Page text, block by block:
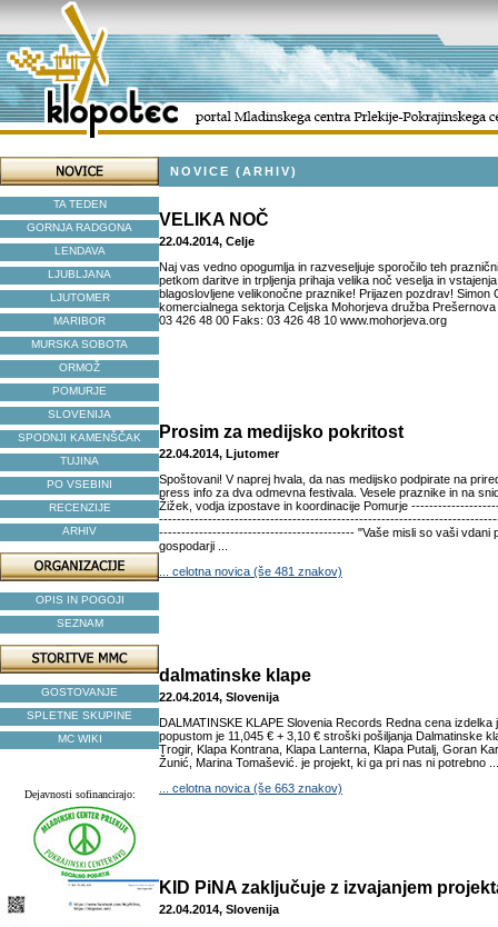
TA TEDEN
GORNJA RADGONA
LENDAVA
LJUBLJANA
LJUTOMER
MARIBOR
MURSKA SOBOTA
ORMOŽ
POMURJE
SLOVENIJA
SPODNJI KAMENŠČAK
TUJINA
PO VSEBINI
RECENZIJE
ARHIV
OPIS IN POGOJI
SEZNAM
GOSTOVANJE
SPLETNE SKUPINE
MC WIKI
Dejavnosti sofinancirajo:
NOVICE (ARHIV)
VELIKA NOČ
22.04.2014, Celje
Naj vas vedno opogumlja in razveseljuje sporočilo teh
petkom daritve in trpljenja prihaja velika noč veselja in
blagoslovljene velikonočne praznike! Prijazen pozdrav! Simon
komercialnega sektorja Celjska Mohorjeva družba Prešernova
03 426 48 00 Faks: 03 426 48 10 www.mohorjeva.org
Prosim za medijsko pokritost
22.04.2014, Ljutomer
Spoštovani! V naprej hvala, da nas medijsko podpirate na
press info za dva odmevna festivala. Vesele praznike in na
Žižek, vodja izpostave in koordinacije Pomurje
-------------------------------------------- "Vaše misli so vaši vdani
gospodarji ...
... celotna novica (še 481 znakov)
dalmatinske klape
22.04.2014, Slovenija
DALMATINSKE KLAPE Slovenia Records Redna cena izdelka
popustom je 11,045 € + 3,10 € stroški pošiljanja Dalmatinske
Trogir, Klapa Kontrana, Klapa Lanterna, Klapa Putalj, Goran
Žunić, Marina Tomašević. je projekt, ki ga pri nas ni potrebno ...
... celotna novica (še 663 znakov)
KID PiNA zaključuje z izvajanjem
22.04.2014, Slovenija